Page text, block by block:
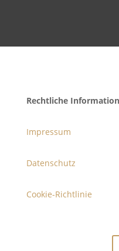
Rechtliche
Impressum
Datenschutz
Cookie-Richtlinie